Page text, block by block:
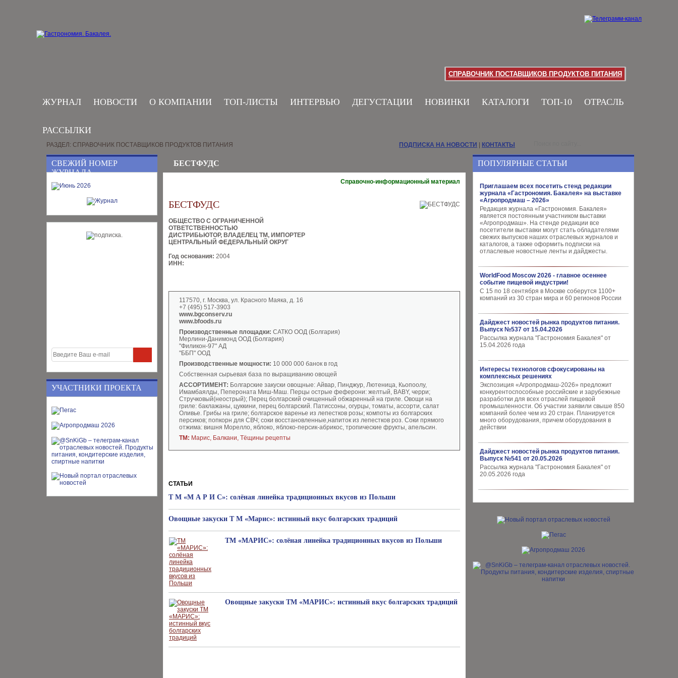
СПРАВОЧНИК ПОСТАВЩИКОВ ПРОДУКТОВ ПИТАНИЯ
ЖУРНАЛ НОВОСТИ О КОМПАНИИ ТОП-ЛИСТЫ ИНТЕРВЬЮ ДЕГУСТАЦИИ НОВИНКИ КАТАЛОГИ ТОП-10 ОТРАСЛЬ
РАССЫЛКИ
СВЕЖИЙ НОМЕР
ЖУРНАЛА
УЧАСТНИКИ ПРОЕКТА
ПОПУЛЯРНЫЕ СТАТЬИ
Приглашаем всех посетить стенд редакции
журнала «Гастрономия. Бакалея» на выставке
«Агропродмаш – 2026»
Редакция журнала «Гастрономия. Бакалея»
является постоянным участником выставки
«Агропродмаш». На стенде редакции все
посетители выставки могут стать обладателями
свежих выпусков наших отраслевых журналов и
каталогов, а также оформить подписки на
отласлевые новостные ленты и дайджесты.
WorldFood Moscow 2026 - главное осеннее
событие пищевой индустрии!
С 15 по 18 сентября в Москве соберутся 1100+
компаний из 30 стран мира и 60 регионов России
Дайджест новостей рынка продуктов питания.
Выпуск №537 от 15.04.2026
Рассылка журнала "Гастрономия Бакалея" от
15.04.2026 года
Интересы технологов сфокусированы на
комплексных решениях
Экспозиция «Агропродмаш-2026» предложит
конкурентоспособные российские и зарубежные
разработки для всех отраслей пищевой
промышленности. Об участии заявили свыше 850
компаний более чем из 20 стран. Планируется
много оборудования, причем оборудования в
действии
Дайджест новостей рынка продуктов питания.
Выпуск №541 от 20.05.2026
Рассылка журнала "Гастрономия Бакалея" от
20.05.2026 года
РАЗДЕЛ: СПРАВОЧНИК ПОСТАВЩИКОВ ПРОДУКТОВ ПИТАНИЯ ПОДПИСКА НА НОВОСТИ КОНТАКТЫ
БЕСТФУДС
Справочно-информационный материал
БЕСТФУДС
ОБЩЕСТВО С ОГРАНИЧЕННОЙ
ОТВЕТСТВЕННОСТЬЮ
ДИСТРИБЬЮТОР, ВЛАДЕЛЕЦ ТМ, ИМПОРТЕР
ЦЕНТРАЛЬНЫЙ ФЕДЕРАЛЬНЫЙ ОКРУГ
Год основания: 2004
ИНН:
117570, г. Москва, ул. Красного Маяка, д. 16
+7 (495) 517-3903
www.bgconserv.ru
www.bfoods.ru
Производственные площадки: САТКО ООД (Болгария)
Мерлини-Данимонд ООД (Болгария)
"Филикон-97" АД
"ББП" ООД
Производственные мощности: 10 000 000 банок в год
Собственная сырьевая база по выращиванию овощей
АССОРТИМЕНТ: Болгарские закуски овощные: Айвар, Пинджур, Лютеница, Кьопоолу,
Имамбаялды, Пепероната Миш-Маш. Перцы острые феферони: желтый, BABY, черри;
Стручковый(неострый); Перец болгарский очищенный обжаренный на гриле. Овощи на
гриле: баклажаны, цуккини, перец болгарский. Патиссоны, огурцы, томаты, ассорти, салат
Оливье. Грибы на гриле; болгарское варенье из лепестков розы; компоты из болгарских
персиков; попкорн для СВЧ; соки восстановленные,напиток из лепестков роз. Соки прямого
отжима: вишня Морелло, яблоко, яблоко-персик-абрикос, тропические фрукты, апельсин.
ТМ: Марис, Балкани, Тёщины рецепты
СТАТЬИ
Т М «М А Р И С»: солёная линейка традиционных вкусов из Польши
Овощные закуски Т М «Марис»: истинный вкус болгарских традиций
ТМ «МАРИС»: солёная линейка традиционных вкусов из Польши
Овощные закуски ТМ «МАРИС»: истинный вкус болгарских традиций